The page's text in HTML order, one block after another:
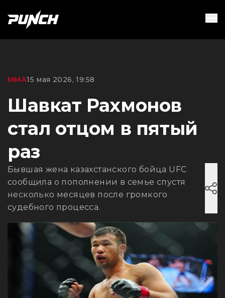
ММА15 мая 2026, 19:58
Шавкат Рахмонов
стал отцом в пятый
раз
Бывшая жена казахстанского бойца UFC
сообщила о пополнении в семье спустя
несколько месяцев после громкого
судебного процесса.